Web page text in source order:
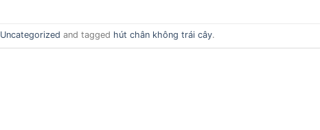
Uncategorized and tagged hút chân không trái cây.